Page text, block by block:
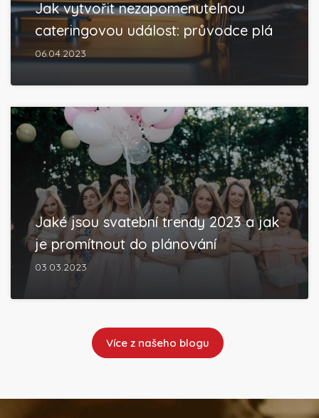
Jak vytvořit nezapomenutelnou
cateringovou událost: průvodce plá
06.04.2023
Jaké jsou svatební trendy 2023 a jak
je promítnout do plánování
03.03.2023
Více z našeho blogu